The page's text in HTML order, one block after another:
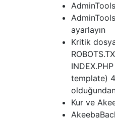
ayarlayın
Kritik
template)
Kur ve